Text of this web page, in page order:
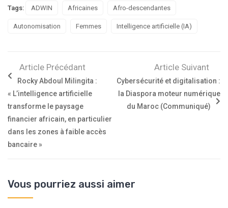
Tags: ADWIN Africaines Afro-descendantes
Autonomisation Femmes Intelligence artificielle (IA)
Article Précédant
Rocky Abdoul Milingita :
« L’intelligence artificielle
transforme le paysage
financier africain, en particulier
dans les zones à faible accès
bancaire »
Article Suivant
Cybersécurité et digitalisation :
la Diaspora moteur numérique
du Maroc (Communiqué)
Vous pourriez aussi aimer